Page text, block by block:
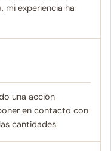
mi experiencia ha
una acción
en contacto con
cantidades.